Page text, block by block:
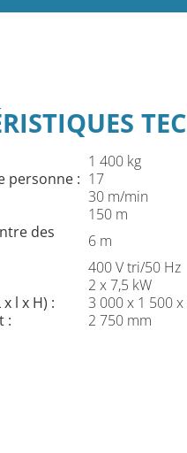
1 400 kg
personne : 17
30 m/min
150 m
des
6 m
400 V tri/50 Hz
2 x 7,5 kW
l x H) :
3 000 x 1 500
:
2 750 mm